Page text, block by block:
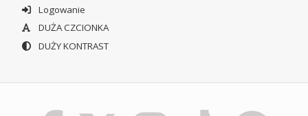
Logowanie
DUŻA CZCIONKA
DUŻY KONTRAST